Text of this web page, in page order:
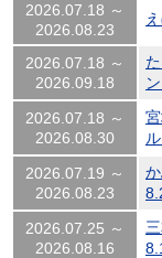
2026.07.18 ～
2026.08.23
2026.07.18 ～
2026.09.18
2026.07.18 ～
2026.08.30
2026.07.19 ～
2026.08.23
2026.07.25 ～
2026.08.16